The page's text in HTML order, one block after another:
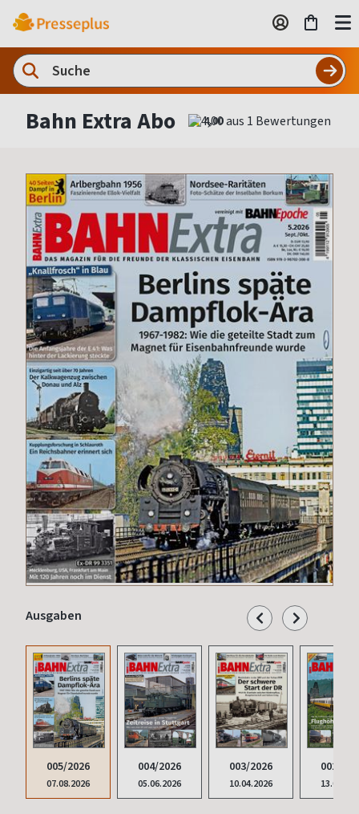
Bahn Extra Abo 4,00
Ausgaben
005/2026
07.08.2026
004/2026
05.06.2026
003/2026
10.04.2026
002/